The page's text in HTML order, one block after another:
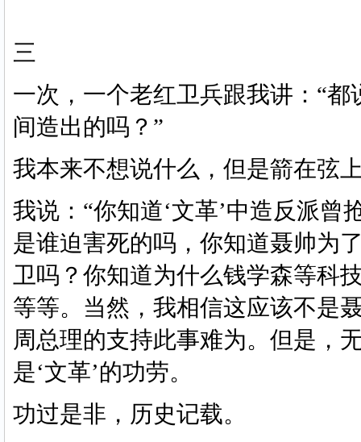
三
一次，一个老红卫兵跟我讲： “都
间造出的吗？”
我本来不想说什么，但是箭在弦
我说： “你知道‘文革’中造反派
是谁迫害死的吗，你知道聂帅为
卫吗？你知道为什么钱学森等科
等等。当然，我相信这应该不是
周总理的支持此事难为。但是，
是‘文革’的功劳。
功过是非，历史记载。